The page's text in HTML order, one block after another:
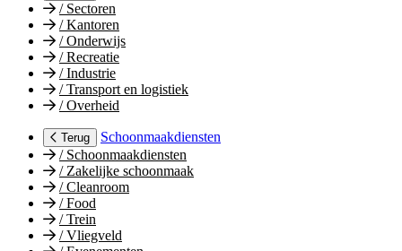
/Sectoren
/Kantoren
/Onderwijs
/Recreatie
/Industrie
/Transport en logistiek
/Overheid
Terug
Schoonmaakdiensten
/Schoonmaakdiensten
/Zakelijke schoonmaak
/Cleanroom
/Food
/Trein
/Vliegveld